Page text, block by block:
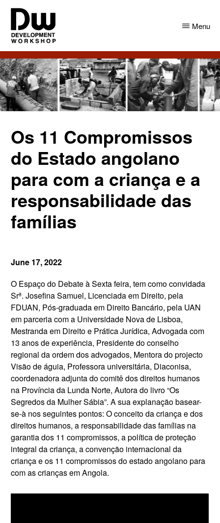
Skip
main
content
Skip
primary
sidebar
DW
Angola
Development
Workshop
Angola
Menu
Os 11 Compromissos
do Estado angolano
para com a criança e a
responsabilidade das
famílias
June 17, 2022
O Espaço do Debate à Sexta feira, tem como convidada
Srª. Josefina Samuel, Licenciada em Direito, pela
FDUAN, Pós-graduada em Direito Bancário, pela UAN
em parceria com a Universidade Nova de Lisboa,
Mestranda em Direito e Prática Jurídica, Advogada com
13 anos de experiência, Presidente do conselho
regional da ordem dos advogados, Mentora do projecto
Visão de águia, Professora universitária, Diaconisa,
coordenadora adjunta do comitê dos direitos humanos
na Província da Lunda Norte, Autora do livro “Os
Segredos da Mulher Sábia”. A sua explanação basear-
se-à nos seguintes pontos: O conceito da criança e dos
direitos humanos, a responsabilidade das famílias na
garantia dos 11 compromissos, a política de proteção
integral da criança, a convenção internacional da
criança e os 11 compromissos do estado angolano para
com as crianças em Angola.